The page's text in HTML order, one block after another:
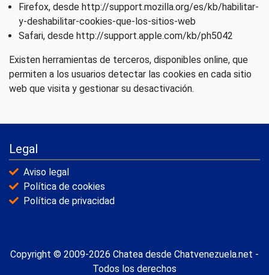
Firefox, desde http://support.mozilla.org/es/kb/habilitar-
y-deshabilitar-cookies-que-los-sitios-web
Safari, desde http://support.apple.com/kb/ph5042
Existen herramientas de terceros, disponibles online, que
permiten a los usuarios detectar las cookies en cada sitio
web que visita y gestionar su desactivación.
Legal
Aviso legal
Política de cookies
Política de privacidad
Copyright © 2009-2026 Chatea desde Chatvenezuela.net -
Todos los derechos